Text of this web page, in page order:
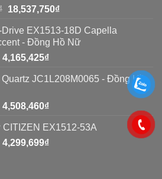
Seiko
bằng
8
giản
Giá
là:
21,715,650₫.
18,537,750₫Giá
tại
là:
EX1513-18D Capella
- Đồng Hồ Nữ
Giá
là:
4,165,425₫Giá
tại
4,165,425₫.
JC1L208M0065 - Đồng Hồ
Giá
là:
5,488,560₫.
4,508,460₫Giá
tại
là:
EX1512-53A
Giá
4,299,699₫Giá